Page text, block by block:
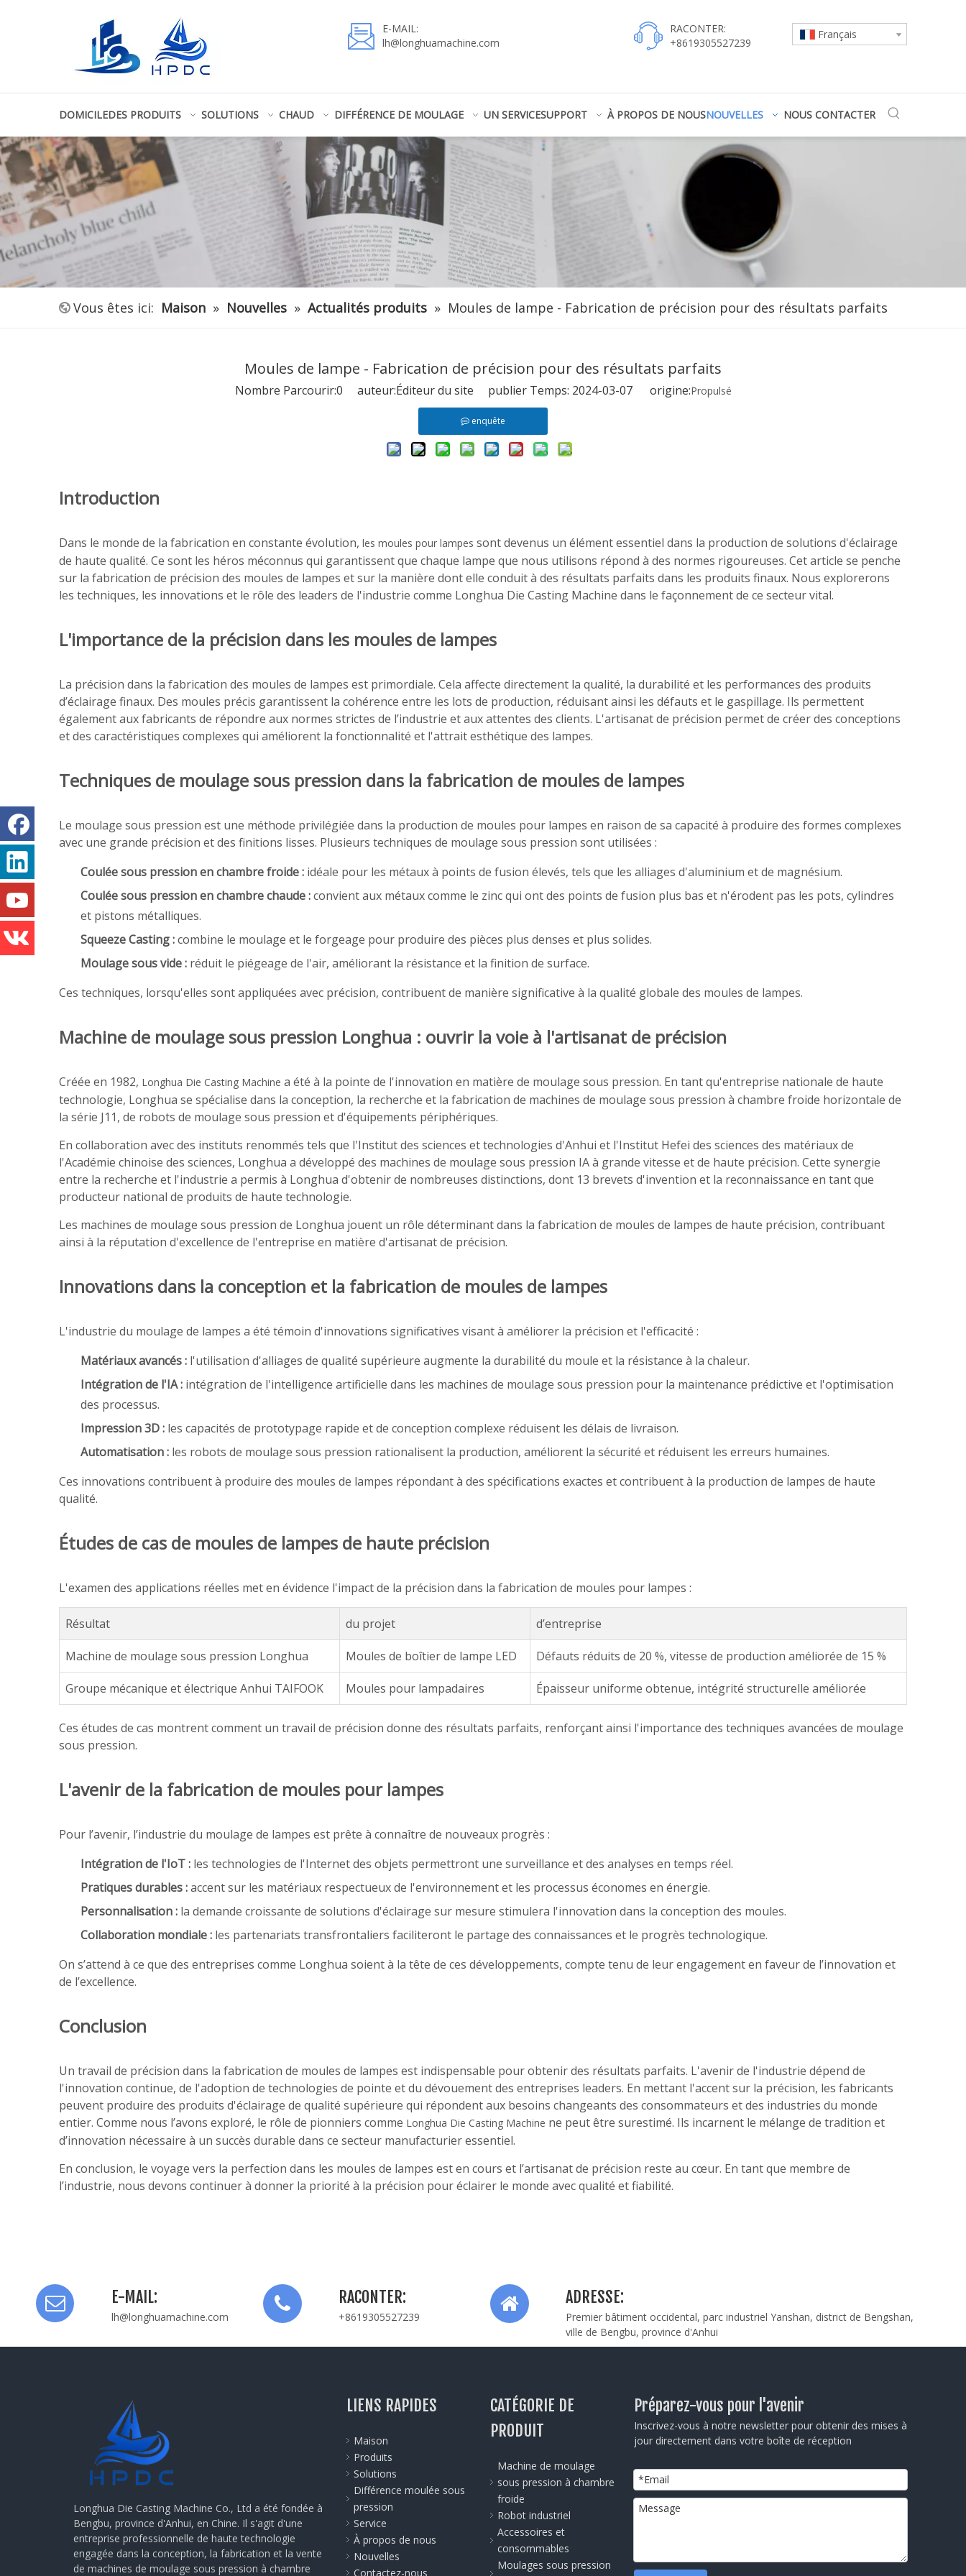
E-MAIL:
lh@longhuamachine.com
RACONTER:
+8619305527239
Français
DOMICILEDES PRODUITS SOLUTIONS CHAUD DIFFÉRENCE DE MOULAGE UN SERVICESUPPORT À PROPOS DE NOUSNOUVELLES NOUS CONTACTER
Vous êtes ici: Maison » Nouvelles » Actualités produits » Moules de lampe - Fabrication de précision pour des résultats parfaits
Moules de lampe - Fabrication de précision pour des résultats parfaits
Nombre Parcourir:0 auteur:Éditeur du site publier Temps: 2024-03-07 origine:Propulsé
enquête
Introduction
Dans le monde de la fabrication en constante évolution, les moules pour lampes sont devenus un élément essentiel dans la production de solutions d'éclairage
de haute qualité. Ce sont les héros méconnus qui garantissent que chaque lampe que nous utilisons répond à des normes rigoureuses. Cet article se penche
sur la fabrication de précision des moules de lampes et sur la manière dont elle conduit à des résultats parfaits dans les produits finaux. Nous explorerons
les techniques, les innovations et le rôle des leaders de l'industrie comme Longhua Die Casting Machine dans le façonnement de ce secteur vital.
L'importance de la précision dans les moules de lampes
La précision dans la fabrication des moules de lampes est primordiale. Cela affecte directement la qualité, la durabilité et les performances des produits
d’éclairage finaux. Des moules précis garantissent la cohérence entre les lots de production, réduisant ainsi les défauts et le gaspillage. Ils permettent
également aux fabricants de répondre aux normes strictes de l’industrie et aux attentes des clients. L'artisanat de précision permet de créer des conceptions
et des caractéristiques complexes qui améliorent la fonctionnalité et l'attrait esthétique des lampes.
Techniques de moulage sous pression dans la fabrication de moules de lampes
Le moulage sous pression est une méthode privilégiée dans la production de moules pour lampes en raison de sa capacité à produire des formes complexes
avec une grande précision et des finitions lisses. Plusieurs techniques de moulage sous pression sont utilisées :
Coulée sous pression en chambre froide : idéale pour les métaux à points de fusion élevés, tels que les alliages d'aluminium et de magnésium.
Coulée sous pression en chambre chaude :convient aux métaux comme le zinc qui ont des points de fusion plus bas et n'érodent pas les pots, cylindres
et pistons métalliques.
Squeeze Casting :combine le moulage et le forgeage pour produire des pièces plus denses et plus solides.
Moulage sous vide : réduit le piégeage de l'air, améliorant la résistance et la finition de surface.
Ces techniques, lorsqu'elles sont appliquées avec précision, contribuent de manière significative à la qualité globale des moules de lampes.
Machine de moulage sous pression Longhua : ouvrir la voie à l'artisanat de précision
Créée en 1982, Longhua Die Casting Machine a été à la pointe de l'innovation en matière de moulage sous pression. En tant qu'entreprise nationale de haute
technologie, Longhua se spécialise dans la conception, la recherche et la fabrication de machines de moulage sous pression à chambre froide horizontale de
la série J11, de robots de moulage sous pression et d'équipements périphériques.
En collaboration avec des instituts renommés tels que l'Institut des sciences et technologies d'Anhui et l'Institut Hefei des sciences des matériaux de
l'Académie chinoise des sciences, Longhua a développé des machines de moulage sous pression IA à grande vitesse et de haute précision. Cette synergie
entre la recherche et l'industrie a permis à Longhua d'obtenir de nombreuses distinctions, dont 13 brevets d'invention et la reconnaissance en tant que
producteur national de produits de haute technologie.
Les machines de moulage sous pression de Longhua jouent un rôle déterminant dans la fabrication de moules de lampes de haute précision, contribuant
ainsi à la réputation d'excellence de l'entreprise en matière d'artisanat de précision.
Innovations dans la conception et la fabrication de moules de lampes
L'industrie du moulage de lampes a été témoin d'innovations significatives visant à améliorer la précision et l'efficacité :
Matériaux avancés : l'utilisation d'alliages de qualité supérieure augmente la durabilité du moule et la résistance à la chaleur.
Intégration de l'IA : intégration de l'intelligence artificielle dans les machines de moulage sous pression pour la maintenance prédictive et l'optimisation
des processus.
Impression 3D : les capacités de prototypage rapide et de conception complexe réduisent les délais de livraison.
Automatisation : les robots de moulage sous pression rationalisent la production, améliorent la sécurité et réduisent les erreurs humaines.
Ces innovations contribuent à produire des moules de lampes répondant à des spécifications exactes et contribuent à la production de lampes de haute
qualité.
Études de cas de moules de lampes de haute précision
L'examen des applications réelles met en évidence l'impact de la précision dans la fabrication de moules pour lampes :
Résultat du projet d’entreprise
Machine de moulage sous pression Longhua Moules de boîtier de lampe LED Défauts réduits de 20 %, vitesse de production améliorée de 15 %
Groupe mécanique et électrique Anhui TAIFOOK Moules pour lampadaires Épaisseur uniforme obtenue, intégrité structurelle améliorée
Ces études de cas montrent comment un travail de précision donne des résultats parfaits, renforçant ainsi l'importance des techniques avancées de moulage
sous pression.
L'avenir de la fabrication de moules pour lampes
Pour l’avenir, l’industrie du moulage de lampes est prête à connaître de nouveaux progrès :
Intégration de l'IoT : les technologies de l'Internet des objets permettront une surveillance et des analyses en temps réel.
Pratiques durables :accent sur les matériaux respectueux de l'environnement et les processus économes en énergie.
Personnalisation : la demande croissante de solutions d'éclairage sur mesure stimulera l'innovation dans la conception des moules.
Collaboration mondiale : les partenariats transfrontaliers faciliteront le partage des connaissances et le progrès technologique.
On s’attend à ce que des entreprises comme Longhua soient à la tête de ces développements, compte tenu de leur engagement en faveur de l’innovation et
de l’excellence.
Conclusion
Un travail de précision dans la fabrication de moules de lampes est indispensable pour obtenir des résultats parfaits. L'avenir de l'industrie dépend de
l'innovation continue, de l'adoption de technologies de pointe et du dévouement des entreprises leaders. En mettant l'accent sur la précision, les fabricants
peuvent produire des produits d'éclairage de qualité supérieure qui répondent aux besoins changeants des consommateurs et des industries du monde
entier. Comme nous l’avons exploré, le rôle de pionniers comme Longhua Die Casting Machine ne peut être surestimé. Ils incarnent le mélange de tradition et
d’innovation nécessaire à un succès durable dans ce secteur manufacturier essentiel.
En conclusion, le voyage vers la perfection dans les moules de lampes est en cours et l’artisanat de précision reste au cœur. En tant que membre de
l’industrie, nous devons continuer à donner la priorité à la précision pour éclairer le monde avec qualité et fiabilité.
E-MAIL:
lh@longhuamachine.com
RACONTER:
+8619305527239
ADRESSE:
Premier bâtiment occidental, parc industriel Yanshan, district de Bengshan,
ville de Bengbu, province d'Anhui
Longhua Die Casting Machine Co., Ltd a été fondée à
Bengbu, province d'Anhui, en Chine. Il s'agit d'une
entreprise professionnelle de haute technologie
engagée dans la conception, la fabrication et la vente
de machines de moulage sous pression à chambre
LIENS RAPIDES
Maison
Produits
Solutions
Différence moulée sous
pression
Service
À propos de nous
Nouvelles
Contactez-nous
CATÉGORIE DE
PRODUIT
Machine de moulage
sous pression à chambre
froide
Robot industriel
Accessoires et
consommables
Moulages sous pression
Préparez-vous pour l'avenir
Inscrivez-vous à notre newsletter pour obtenir des mises à
jour directement dans votre boîte de réception